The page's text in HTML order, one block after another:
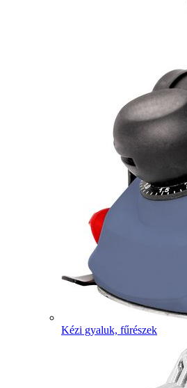
Kézi gyaluk, fűrészek